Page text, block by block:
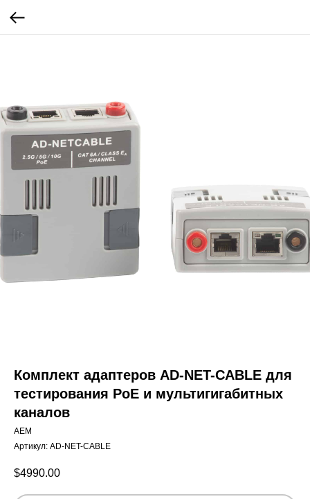
Комплект адаптеров AD-NET-CABLE для
тестирования PoE и мультигигабитных
каналов
AEM
Артикул: AD-NET-CABLE
$4990.00